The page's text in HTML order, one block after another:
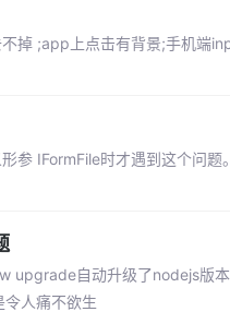
掉 ;app上点击有背景;手机端
参 IFormFile时才遇到这个问
upgrade自动升级了nodejs版
人痛不欲生